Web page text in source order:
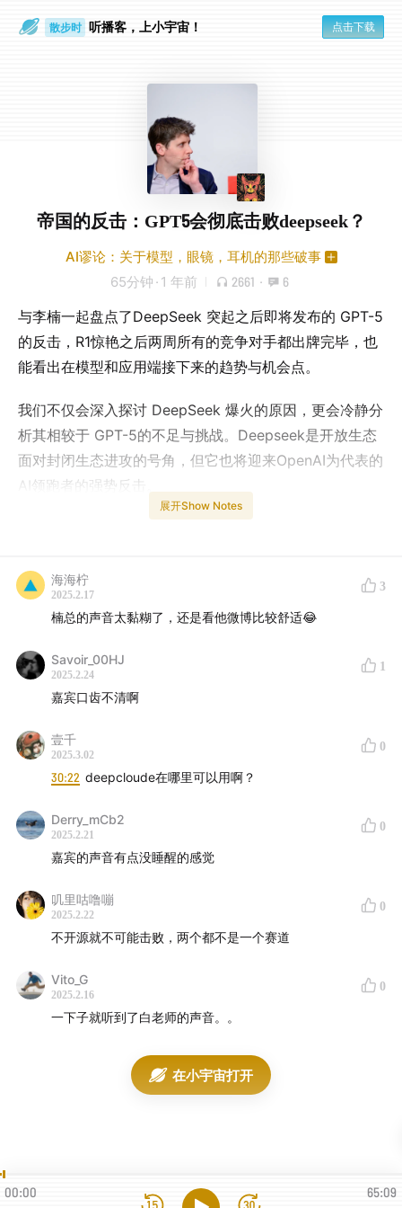
散步时 听播客，上小宇宙！ 点击下载
帝国的反击：GPT5会彻底击败deepseek？
AI谬论：关于模型，眼镜，耳机的那些破事
65分钟 · 1 年前 2661 · 6
与李楠一起盘点了DeepSeek 突起之后即将发布的 GPT-5
的反击，R1惊艳之后两周所有的竞争对手都出牌完毕，也
能看出在模型和应用端接下来的趋势与机会点。
我们不仅会深入探讨 DeepSeek 爆火的原因，更会冷静分
析其相较于 GPT-5的不足与挑战。Deepseek是开放生态
面对封闭生态进攻的号角，但它也将迎来OpenAI为代表的
AI领跑者的强势反击。
为什么说“微信搜索接入R1”并不是当下最需要的？
OpenAI手中还有哪些王牌将会释放？
在这场地缘政治、开放与封闭的竞赛中，各个生态位的AI
玩家们应该如何应对挑战，共同推进AGI的更快实现？
欢迎收听本期节目。
03:45 竞对及生态盘点：OpenAi（GPT）、
DeepSeek的动作盘点；GPT 5的原生多模态、丰富工具
以及推理模型与普通模型结合，是追着DeepSeek的弱点
来做的设计；选择开源不是纯粹浪漫及有钱，是构建生态
的追赶动作；盘点各种“接入DeepSeek”，谁是蹭流量摘
桃子，谁是开源贡献者？
（亮点产品 DeepClaude）；具备低成本推理、检索能力
的模型正在孵化新一代“今日头条”和自媒体（亮点产品 飞
力的硬件+最好的开发者会带来什么？我们需要DeepSeek
上的潜在掣肘与机会点，接下来两代手机产品AI能力推
展开Show Notes
海海柠
2025.2.17
3
楠总的声音太黏糊了，还是看他微博比较舒适😂
Savoir_00HJ
2025.2.24
1
嘉宾口齿不清啊
壹千
2025.3.02
0
30:22 deepcloude在哪里可以用啊？
Derry_mCb2
2025.2.21
0
嘉宾的声音有点没睡醒的感觉
叽里咕噜嘣
2025.2.22
0
不开源就不可能击败，两个都不是一个赛道
Vito_G
2025.2.16
0
一下子就听到了白老师的声音。。
在小宇宙打开
00:00 65:09